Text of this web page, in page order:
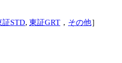
証STD, 東証GRT ， その他］